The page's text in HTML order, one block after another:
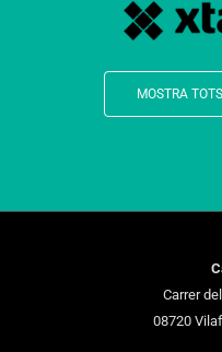
MOSTRA
Carrer
08720